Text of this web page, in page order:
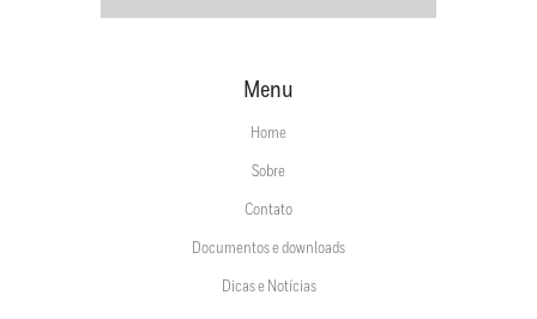
Menu
Home
Sobre
Contato
Documentos e downloads
Dicas e Notícias